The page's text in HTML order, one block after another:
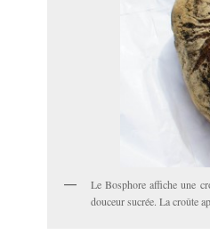
Le Bosphore affiche une
douceur sucrée. La croûte